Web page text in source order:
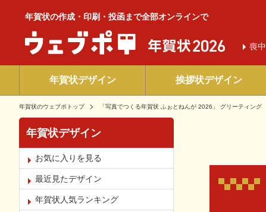
年賀状の作成・印刷・投函まで全部オンラインで
喪中
年賀状デザイン 挨拶状デザイン
年賀状のウェブポトップ 「写真でつくる年賀状 ふぉとねんが 2026」 グリーティング
年賀状デザイン
お気に入りを見る
最近見たデザイン
年賀状人気ランキング